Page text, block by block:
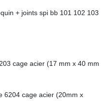
+ joints spi bb 101 102 103
cage acier (17 mm x 40 mm
6204 cage acier (20mm x